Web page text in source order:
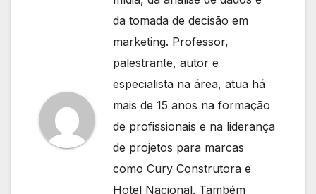
da tomada de decisão em
marketing. Professor,
palestrante, autor e
especialista na área, atua há
mais de 15 anos na formação
de profissionais e na liderança
de projetos para marcas
como Cury Construtora e
Hotel Nacional. Também